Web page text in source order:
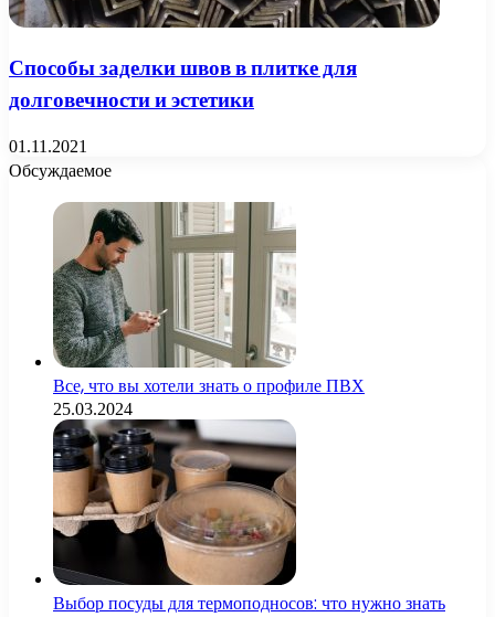
Способы заделки швов в плитке для
долговечности и эстетики
01.11.2021
Обсуждаемое
Все, что вы хотели знать о профиле ПВХ
25.03.2024
Выбор посуды для термоподносов: что нужно знать